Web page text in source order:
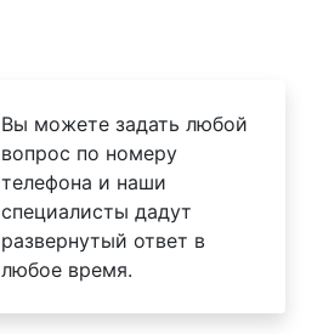
Вы можете задать любой
вопрос по номеру
телефона и наши
специалисты дадут
развернутый ответ в
любое время.